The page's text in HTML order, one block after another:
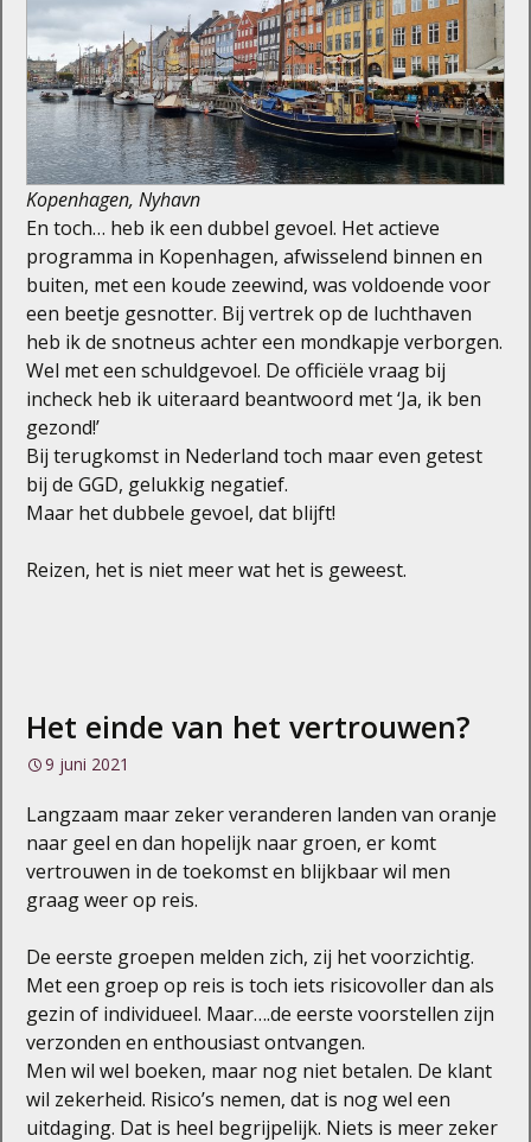
Kopenhagen, Nyhavn
En toch… heb ik een dubbel gevoel. Het actieve
programma in Kopenhagen, afwisselend binnen en
buiten, met een koude zeewind, was voldoende voor
een beetje gesnotter. Bij vertrek op de luchthaven
heb ik de snotneus achter een mondkapje verborgen.
Wel met een schuldgevoel. De officiële vraag bij
incheck heb ik uiteraard beantwoord met ‘Ja, ik ben
gezond!’
Bij terugkomst in Nederland toch maar even getest
bij de GGD, gelukkig negatief.
Maar het dubbele gevoel, dat blijft!
Reizen, het is niet meer wat het is geweest.
Het einde van het vertrouwen?
9 juni 2021
Langzaam maar zeker veranderen landen van oranje
naar geel en dan hopelijk naar groen, er komt
vertrouwen in de toekomst en blijkbaar wil men
graag weer op reis.
De eerste groepen melden zich, zij het voorzichtig.
Met een groep op reis is toch iets risicovoller dan als
gezin of individueel. Maar….de eerste voorstellen zijn
verzonden en enthousiast ontvangen.
Men wil wel boeken, maar nog niet betalen. De klant
wil zekerheid. Risico’s nemen, dat is nog wel een
uitdaging. Dat is heel begrijpelijk. Niets is meer zeker